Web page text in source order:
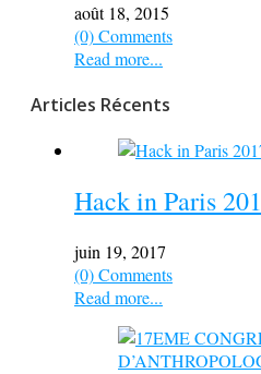
août 18, 2015
(0) Comments
Read more...
Articles Récents
Hack in Paris
juin 19, 2017
(0) Comments
Read more...